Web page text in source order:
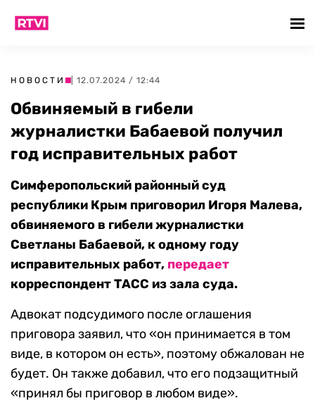
НОВОСТИ | 12.07.2024 / 12:44
Обвиняемый в гибели
журналистки Бабаевой получил
год исправительных работ
Симферопольский районный суд
республики Крым приговорил Игоря Малева,
обвиняемого в гибели журналистки
Светланы Бабаевой, к одному году
исправительных работ, передает
корреспондент ТАСС из зала суда.
Адвокат подсудимого после оглашения
приговора заявил, что «он принимается в том
виде, в котором он есть», поэтому обжалован не
будет. Он также добавил, что его подзащитный
«принял бы приговор в любом виде».